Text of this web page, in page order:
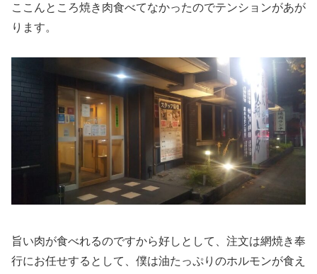
ここんところ焼き肉食べてなかったのでテンションがあが
ります。
旨い肉が食べれるのですから好しとして、注文は網焼き奉
行にお任せするとして、僕は油たっぷりのホルモンが食え